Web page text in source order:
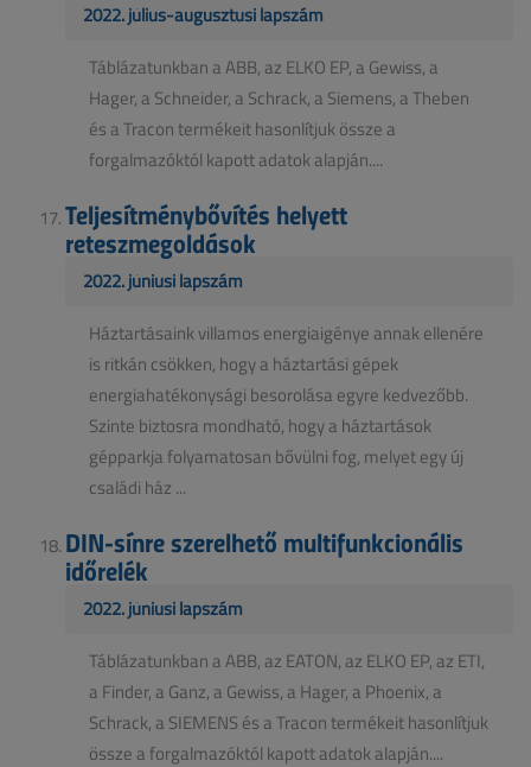
2022. július-augusztusi lapszám
Táblázatunkban a ABB, az ELKO EP, a Gewiss, a
Hager, a Schneider, a Schrack, a Siemens, a Theben
és a Tracon termékeit hasonlítjuk össze a
forgalmazóktól kapott adatok alapján....
Teljesítménybővítés helyett
reteszmegoldások
2022. júniusi lapszám
Háztartásaink villamos energiaigénye annak ellenére
is ritkán csökken, hogy a háztartási gépek
energiahatékonysági besorolása egyre kedvezőbb.
Szinte biztosra mondható, hogy a háztartások
gépparkja folyamatosan bővülni fog, melyet egy új
családi ház ...
DIN-sínre szerelhető multifunkcionális
időrelék
2022. júniusi lapszám
Táblázatunkban a ABB, az EATON, az ELKO EP, az ETI,
a Finder, a Ganz, a Gewiss, a Hager, a Phoenix, a
Schrack, a SIEMENS és a Tracon termékeit hasonlítjuk
össze a forgalmazóktól kapott adatok alapján....